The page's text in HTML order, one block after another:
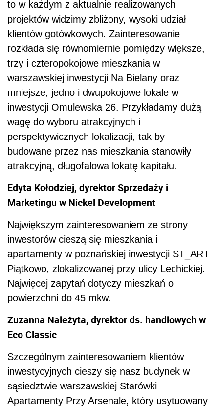
to w każdym z aktualnie realizowanych
projektów widzimy zbliżony, wysoki udział
klientów gotówkowych. Zainteresowanie
rozkłada się równomiernie pomiędzy większe,
trzy i czteropokojowe mieszkania w
warszawskiej inwestycji Na Bielany oraz
mniejsze, jedno i dwupokojowe lokale w
inwestycji Omulewska 26. Przykładamy dużą
wagę do wyboru atrakcyjnych i
perspektywicznych lokalizacji, tak by
budowane przez nas mieszkania stanowiły
atrakcyjną, długofalowa lokatę kapitału.
Edyta Kołodziej, dyrektor Sprzedaży i
Marketingu w Nickel Development
Największym zainteresowaniem ze strony
inwestorów cieszą się mieszkania i
apartamenty w poznańskiej inwestycji ST_ART
Piątkowo, zlokalizowanej przy ulicy Lechickiej.
Najwięcej zapytań dotyczy mieszkań o
powierzchni do 45 mkw.
Zuzanna Należyta, dyrektor ds. handlowych w
Eco Classic
Szczególnym zainteresowaniem klientów
inwestycyjnych cieszy się nasz budynek w
sąsiedztwie warszawskiej Starówki –
Apartamenty Przy Arsenale, który usytuowany